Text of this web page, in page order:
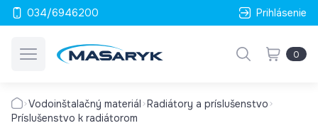
034/6946200 Prihlásenie
0
Vodoinštalačný materiál Radiátory a príslušenstvo
Príslušenstvo k radiátorom